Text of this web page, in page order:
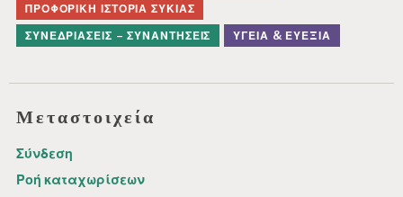
ΠΡΟΦΟΡΙΚΉ ΙΣΤΟΡΊΑ ΣΥΚΙΆΣ
ΣΥΝΕΔΡΙΆΣΕΙΣ – ΣΥΝΑΝΤΉΣΕΙΣ
ΥΓΕΊΑ & ΕΥΕΞΊΑ
Μεταστοιχεία
Σύνδεση
Ροή καταχωρίσεων